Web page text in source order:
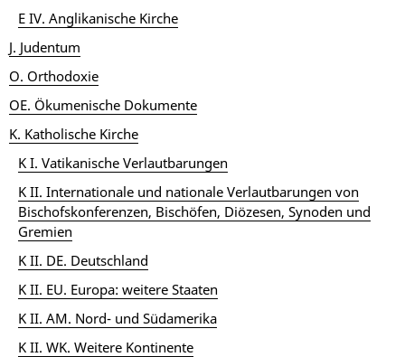
E IV. Anglikanische Kirche
J. Judentum
O. Orthodoxie
OE. Ökumenische Dokumente
K. Katholische Kirche
K I. Vatikanische Verlautbarungen
K II. Internationale und nationale Verlautbarungen von
Bischofskonferenzen, Bischöfen, Diözesen, Synoden und
Gremien
K II. DE. Deutschland
K II. EU. Europa: weitere Staaten
K II. AM. Nord- und Südamerika
K II. WK. Weitere Kontinente